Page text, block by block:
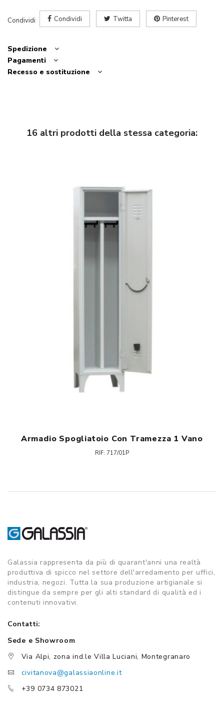
Condividi Condividi Twitta Pinterest
Spedizione
Pagamenti
Recesso e sostituzione
16 altri prodotti della stessa categoria:
Armadio Spogliatoio Con Tramezza 1 Vano
RIF: 717/01P
Galassia rappresenta da più di quarant'anni una realtà
produttiva di spicco nel settore dell'arredamento per uffici,
industria, negozi. Tutta la sua produzione artigianale si
distingue da sempre per gli alti standard di qualità ed i
contenuti innovativi.
Contatti:
Sede e Showroom
Via Alpi, zona ind.le Villa Luciani, Montegranaro
civitanova@galassiaonline.it
+39 0734 873021